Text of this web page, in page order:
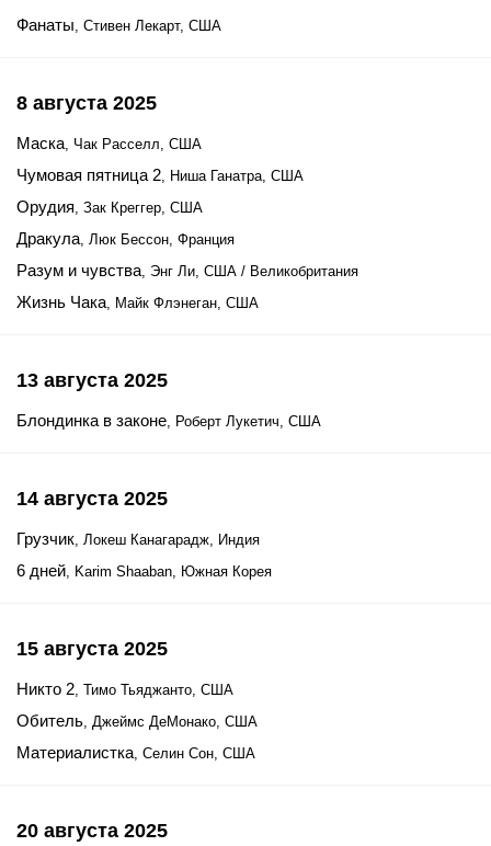
Фанаты, Стивен Лекарт, США
8 августа 2025
Маска, Чак Расселл, США
Чумовая пятница 2, Ниша Ганатра, США
Орудия, Зак Креггер, США
Дракула, Люк Бессон, Франция
Разум и чувства, Энг Ли, США / Великобритания
Жизнь Чака, Майк Флэнеган, США
13 августа 2025
Блондинка в законе, Роберт Лукетич, США
14 августа 2025
Грузчик, Локеш Канагарадж, Индия
6 дней, Karim Shaaban, Южная Корея
15 августа 2025
Никто 2, Тимо Тьяджанто, США
Обитель, Джеймс ДеМонако, США
Материалистка, Селин Сон, США
20 августа 2025